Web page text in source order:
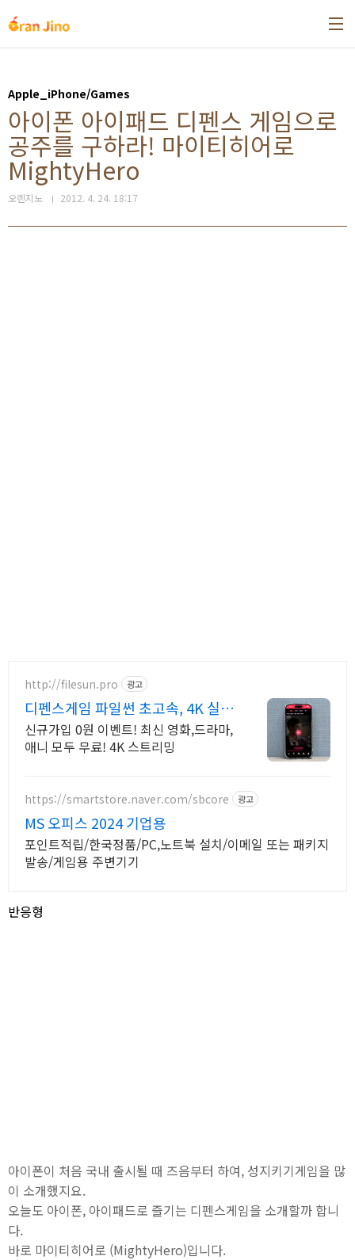
Apple_iPhone/Games
아이폰 아이패드 디펜스 게임으로
공주를 구하라! 마이티히어로
MightyHero
오렌지노 2012. 4. 24. 18:17
http://filesun.pro 광고
디펜스게임 파일썬 초고속, 4K 실시
간 보기!
신규가입 0원 이벤트! 최신 영화,드라마,
애니 모두 무료! 4K 스트리밍
https://smartstore.naver.com/sbcore 광고
MS 오피스 2024 기업용
포인트적립/한국정품/PC,노트북 설치/이메일 또는 패키지
발송/게임용 주변기기
반응형
아이폰이 처음 국내 출시될 때 즈음부터 하여, 성지키기게임을 많
이 소개했지요.
오늘도 아이폰, 아이패드로 즐기는 디펜스게임을 소개할까 합니
다.
바로 마이티히어로 (MightyHero)입니다.